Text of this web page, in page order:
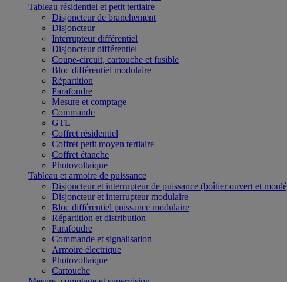
Tableau résidentiel et petit tertiaire
Disjoncteur de branchement
Disjoncteur
Interrupteur différentiel
Disjoncteur différentiel
Coupe-circuit, cartouche et fusible
Bloc différentiel modulaire
Répartition
Parafoudre
Mesure et comptage
Commande
GTL
Coffret résidentiel
Coffret petit moyen tertiaire
Coffret étanche
Photovoltaïque
Tableau et armoire de puissance
Disjoncteur et interrupteur de puissance (boîtier ouvert et
Disjoncteur et interrupteur modulaire
Bloc différentiel puissance modulaire
Répartition et distribution
Parafoudre
Commande et signalisation
Armoire électrique
Photovoltaïque
Cartouche